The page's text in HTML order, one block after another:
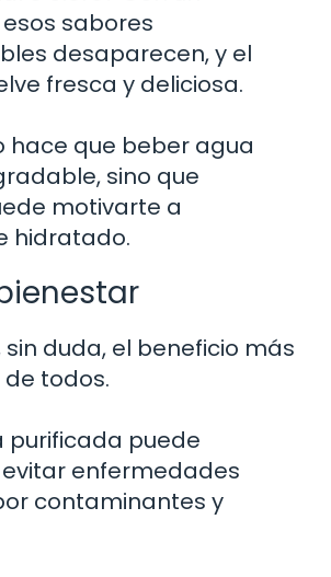
sabores
desaparecen, y el
fresca y deliciosa.
hace que beber agua
sino que
motivarte a
hidratado.
sin duda, el beneficio más
todos.
purificada puede
enfermedades
contaminantes y